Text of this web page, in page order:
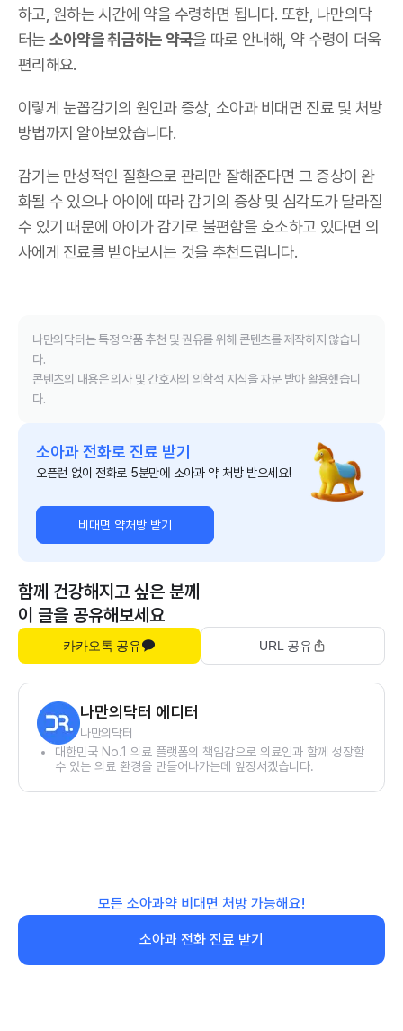
하고, 원하는 시간에 약을 수령하면 됩니다. 또한, 나만의닥
터는 소아약을 취급하는 약국을 따로 안내해, 약 수령이 더욱
편리해요.
이렇게 눈꼽감기의 원인과 증상, 소아과 비대면 진료 및 처방
방법까지 알아보았습니다.
감기는 만성적인 질환으로 관리만 잘해준다면 그 증상이 완
화될 수 있으나 아이에 따라 감기의 증상 및 심각도가 달라질
수 있기 때문에 아이가 감기로 불편함을 호소하고 있다면 의
사에게 진료를 받아보시는 것을 추천드립니다.
나만의닥터는 특정 약품 추천 및 권유를 위해 콘텐츠를 제작하지 않습니
다.
콘텐츠의 내용은 의사 및 간호사의 의학적 지식을 자문 받아 활용했습니
다.
소아과 전화로 진료 받기
오픈런 없이 전화로 5분만에 소아과 약 처방 받으세요!
비대면 약처방 받기
함께 건강해지고 싶은 분께
이 글을 공유해보세요
카카오톡 공유 URL 공유
나만의닥터 에디터
나만의닥터
대한민국 No.1 의료 플랫폼의 책임감으로 의료인과 함께 성장할
수 있는 의료 환경을 만들어나가는데 앞장서겠습니다.
모든 소아과약 비대면 처방 가능해요!
소아과 전화 진료 받기